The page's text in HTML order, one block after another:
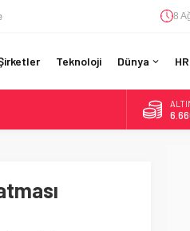
8
Teknoloji Dünya
Önledi